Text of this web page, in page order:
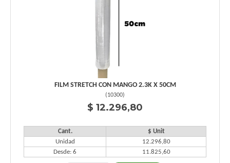
FILM STRETCH CON MANGO 2.3K X 50CM
(10300)
$ 12.296,80
Cant.
$ Unit
Unidad
12.296,80
Desde: 6
11.825,60